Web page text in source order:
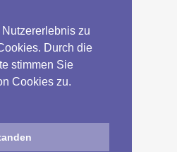
zu
Durch die
stimmen Sie
Cookies zu.